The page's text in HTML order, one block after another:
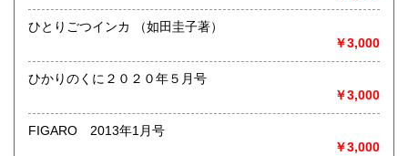
ひとりごつインカ （如田圭子著）
￥3,000
ひかりのくに２０２０年５月号
￥3,000
FIGARO 2013年1月号
￥3,000